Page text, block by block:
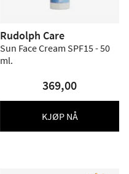
Rudolph Care
Sun Face Cream SPF15 - 50
ml.
369,00
KJØP NÅ